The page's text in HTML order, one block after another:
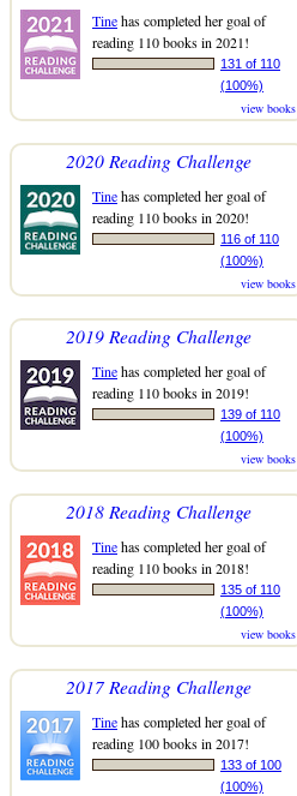
Tinehas completed her goal of
reading 110 books in 2021!
131 of 110
(100%)
view books
2020 Reading Challenge
Tinehas completed her goal of
reading 110 books in 2020!
116 of 110
(100%)
view books
2019 Reading Challenge
Tinehas completed her goal of
reading 110 books in 2019!
139 of 110
(100%)
view books
2018 Reading Challenge
Tinehas completed her goal of
reading 110 books in 2018!
135 of 110
(100%)
view books
2017 Reading Challenge
Tinehas completed her goal of
reading 100 books in 2017!
133 of 100
(100%)